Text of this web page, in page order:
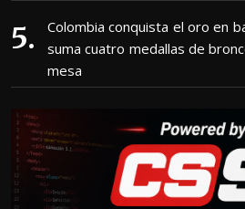
Colombia conquista el oro en
suma cuatro medallas de
mesa